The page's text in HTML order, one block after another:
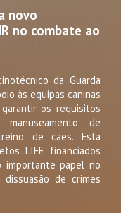
novo
no combate ao
da Guarda
às equipas caninas
os requisitos
de
de cães. Esta
LIFE financiados
importante papel no
de crimes